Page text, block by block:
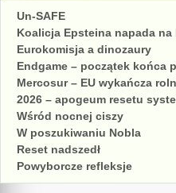
Un-SAFE
Koalicja Epsteina napada na
Eurokomisja a dinozaury
Endgame – początek końca
Mercosur – EU wykańcza
2026 – apogeum resetu
Wśród nocnej ciszy
W poszukiwaniu Nobla
Reset nadszedł
Powyborcze refleksje